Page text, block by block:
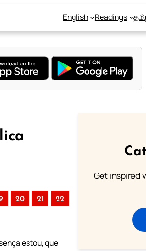
English Readings
20 21 22
estou, que
Get inspired